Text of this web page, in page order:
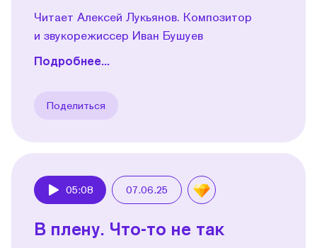
Читает Алексей Лукьянов. Композитор
и звукорежиссер Иван Бушуев
Подробнее...
Поделиться
05:08 07.06.25
В плену. Что-то не так